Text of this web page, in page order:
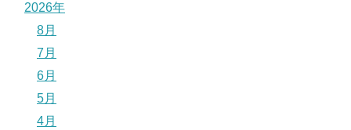
2026年
8月
7月
6月
5月
4月